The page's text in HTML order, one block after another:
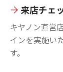
来店チェ
キヤノン直営
インを実施い
す。